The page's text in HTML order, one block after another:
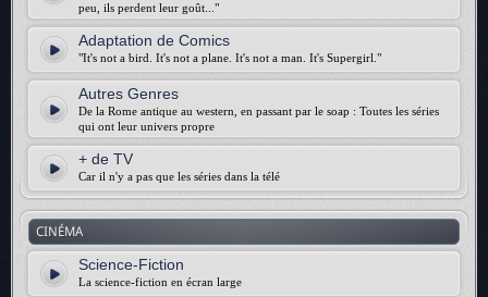
peu, ils perdent leur goût..."
Adaptation de Comics
"It's not a bird. It's not a plane. It's not a man. It's Supergirl."
Autres Genres
De la Rome antique au western, en passant par le soap : Toutes les séries
qui ont leur univers propre
+ de TV
Car il n'y a pas que les séries dans la télé
CINÉMA
Science-Fiction
La science-fiction en écran large